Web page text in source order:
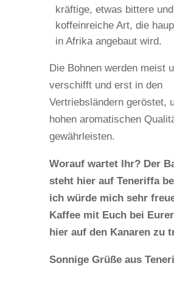
kräftige, etwas bittere und
koffeinreiche Art, die
in Afrika angebaut wird.
Die Bohnen werden meist
verschifft und erst in den
Vertriebsländern geröstet,
hohen aromatischen
gewährleisten.
Worauf wartet Ihr? Der
steht hier auf Teneriffa
ich würde mich sehr
Kaffee mit Euch bei
hier auf den Kanaren zu
Sonnige Grüße aus